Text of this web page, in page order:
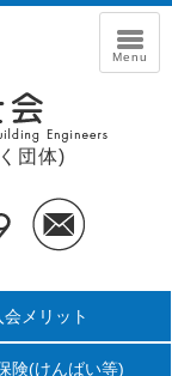
団体)
会メリット
険(けんばい等)